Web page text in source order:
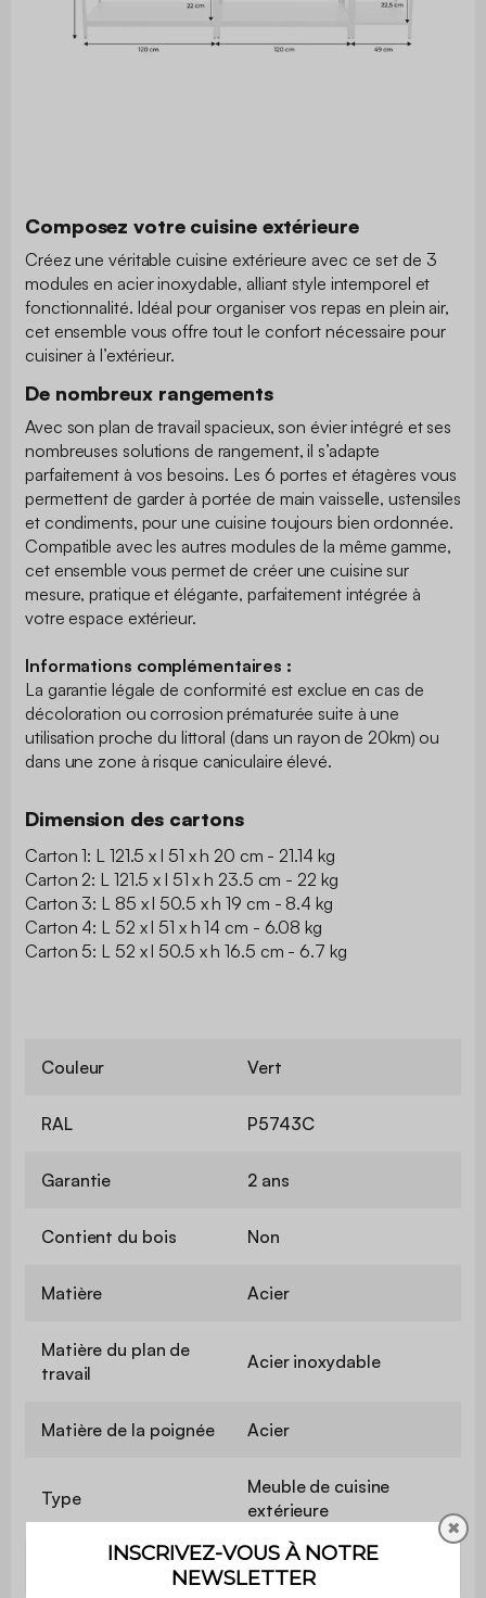
Composez votre cuisine extérieure
Créez une véritable cuisine extérieure avec ce set de 3
modules en acier inoxydable, alliant style intemporel et
fonctionnalité. Idéal pour organiser vos repas en plein air,
cet ensemble vous offre tout le confort nécessaire pour
cuisiner à l’extérieur.
De nombreux rangements
Avec son plan de travail spacieux, son évier intégré et ses
nombreuses solutions de rangement, il s’adapte
parfaitement à vos besoins. Les 6 portes et étagères vous
permettent de garder à portée de main vaisselle, ustensiles
et condiments, pour une cuisine toujours bien ordonnée.
Compatible avec les autres modules de la même gamme,
cet ensemble vous permet de créer une cuisine sur
mesure, pratique et élégante, parfaitement intégrée à
votre espace extérieur.
Informations complémentaires :
La garantie légale de conformité est exclue en cas de
décoloration ou corrosion prématurée suite à une
utilisation proche du littoral (dans un rayon de 20km) ou
dans une zone à risque caniculaire élevé.
Dimension des cartons
Carton 1: L 121.5 x l 51 x h 20 cm - 21.14 kg
Carton 2: L 121.5 x l 51 x h 23.5 cm - 22 kg
Carton 3: L 85 x l 50.5 x h 19 cm - 8.4 kg
Carton 4: L 52 x l 51 x h 14 cm - 6.08 kg
Carton 5: L 52 x l 50.5 x h 16.5 cm - 6.7 kg
Couleur Vert
RAL P5743C
Garantie 2 ans
Contient du bois Non
Matière Acier
Matière du plan de
travail
Acier inoxydable
Matière de la poignée Acier
Type
Meuble de cuisine
extérieure
Armoire en façade Oui
✖